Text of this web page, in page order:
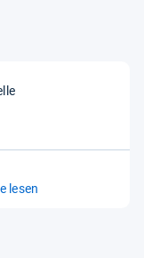
lesen